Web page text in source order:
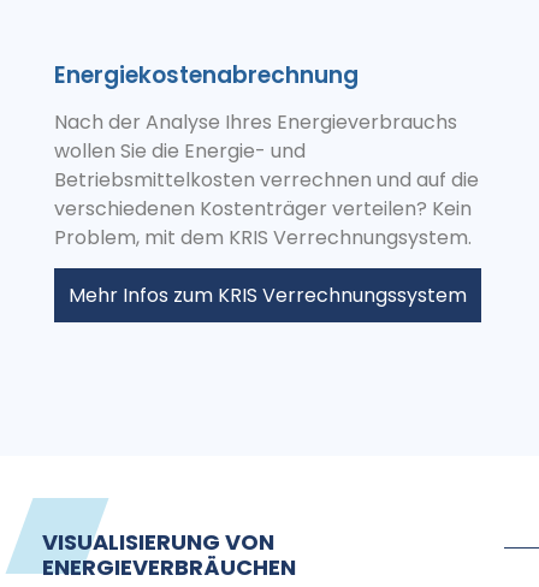
Energiekostenabrechnung
Nach der Analyse Ihres Energieverbrauchs
wollen Sie die Energie- und
Betriebsmittelkosten verrechnen und auf die
verschiedenen Kostenträger verteilen? Kein
Problem, mit dem KRIS Verrechnungsystem.
Mehr Infos zum KRIS Verrechnungssystem
VISUALISIERUNG VON
ENERGIEVERBRÄUCHEN